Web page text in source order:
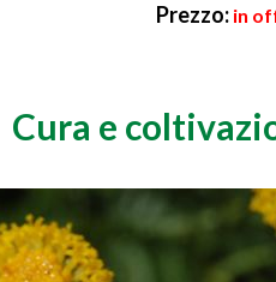
Prezzo: in
Cura e